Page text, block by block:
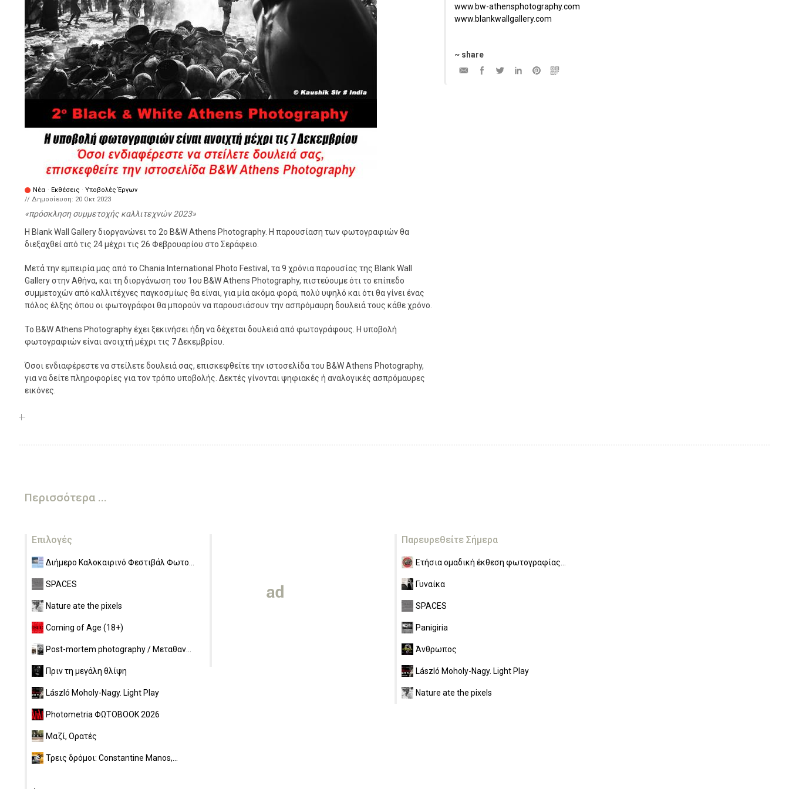
Νέα · Εκθέσεις · Υποβολές Έργων
// Δημοσίευση: 20 Οκτ 2023
πρόσκληση συμμετοχής καλλιτεχνών 2023
Η Blank Wall Gallery διοργανώνει το 2ο B&W Athens Photography. Η παρουσίαση των φωτογραφιών θα
διεξαχθεί από τις 24 μέχρι τις 26 Φεβρουαρίου στο Σεράφειο.
Μετά την εμπειρία μας από το Chania International Photo Festival, τα 9 χρόνια παρουσίας της Blank Wall
Gallery στην Αθήνα, και τη διοργάνωση του 1ου B&W Athens Photography, πιστεύουμε ότι το επίπεδο
συμμετοχών από καλλιτέχνες παγκοσμίως θα είναι, για μία ακόμα φορά, πολύ υψηλό και ότι θα γίνει ένας
πόλος έλξης όπου οι φωτογράφοι θα μπορούν να παρουσιάσουν την ασπρόμαυρη δουλειά τους κάθε χρόνο.
Το B&W Athens Photography έχει ξεκινήσει ήδη να δέχεται δουλειά από φωτογράφους. Η υποβολή
φωτογραφιών είναι ανοιχτή μέχρι τις 7 Δεκεμβρίου.
Όσοι ενδιαφέρεστε να στείλετε δουλειά σας, επισκεφθείτε την ιστοσελίδα του B&W Athens Photography,
για να δείτε πληροφορίες για τον τρόπο υποβολής. Δεκτές γίνονται ψηφιακές ή αναλογικές ασπρόμαυρες
εικόνες.
www.bw-athensphotography.com
www.blankwallgallery.com
~ share
Περισσότερα ...
Επιλογές
Διήμερο Καλοκαιρινό Φεστιβάλ Φωτο...
SPACES
Nature ate the pixels
Coming of Age (18+)
Post-mortem photography / Μεταθαν...
Πριν τη μεγάλη θλίψη
László Moholy-Nagy. Light Play
Photometria ΦΩΤΟBOOK 2026
Μαζί, Ορατές
Τρεις δρόμοι: Constantine Manos,...
Παρευρεθείτε Σήμερα
Ετήσια ομαδική έκθεση φωτογραφίας...
Γυναίκα
SPACES
Panigiria
Άνθρωπος
László Moholy-Nagy. Light Play
Nature ate the pixels